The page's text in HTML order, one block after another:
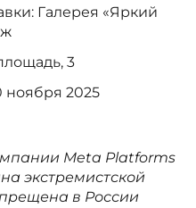
Галерея «Яркий
3
2025
Meta Platforms
экстремистской
в России